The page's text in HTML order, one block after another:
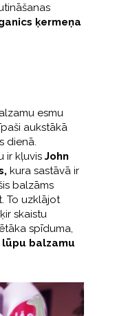
ķermeņa
esmu
aukstākā
dienā.
ir kļuvis John
kura sastāvā ir
balzāms
To uzklājot
skaistu
spīduma,
balzamu